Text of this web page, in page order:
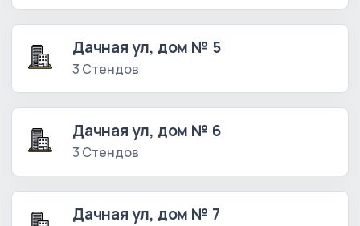
Дачная ул, дом № 5
3 Стендов
Дачная ул, дом № 6
3 Стендов
Дачная ул, дом № 7